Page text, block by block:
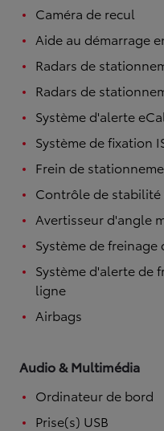
Caméra de recul
Aide au démarrage
Radars de
Radars de
Système d'alerte
Système de fixation
Frein de
Contrôle de stabilité
Avertisseur d'angle
Système de freinage
Système d'alerte de
ligne
Airbags
Audio & Multimédia
Ordinateur de bord
Prise(s) USB